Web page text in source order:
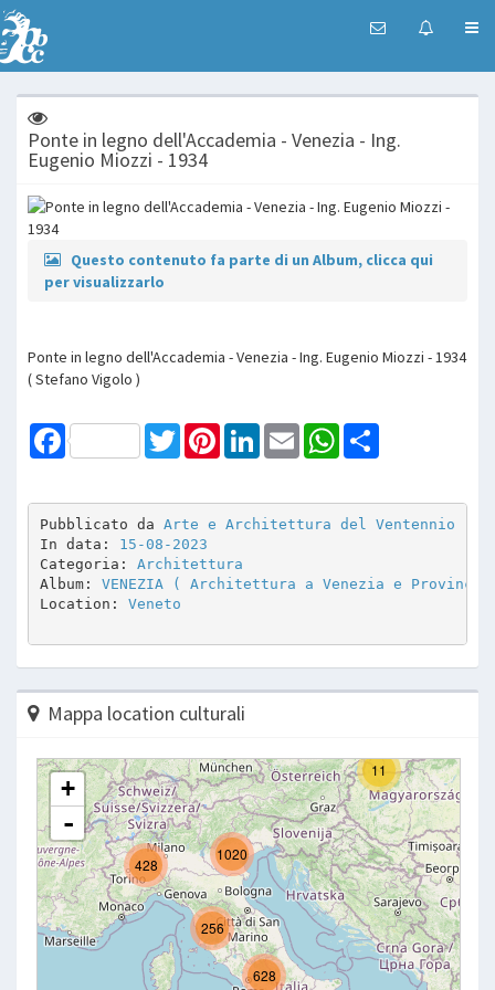
Ponte in legno dell'Accademia - Venezia - Ing.
Eugenio Miozzi - 1934
Questo contenuto fa parte di un Album, clicca qui
per visualizzarlo
Ponte in legno dell'Accademia - Venezia - Ing. Eugenio Miozzi - 1934
( Stefano Vigolo )
Facebook TwitterPinterestLinkedInEmail WhatsApp
Pubblicato da Arte e Architettura del Ventennio
In data: 15-08-2023
Categoria: Architettura
Album: VENEZIA ( Architettura a Venezia e
Location: Veneto
Mappa location culturali